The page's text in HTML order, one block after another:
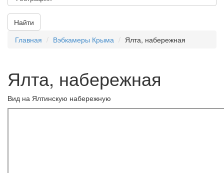
Найти
Главная
Вэбкамеры Крыма Ялта, набережная
Ялта, набережная
Вид на Ялтинскую набережную